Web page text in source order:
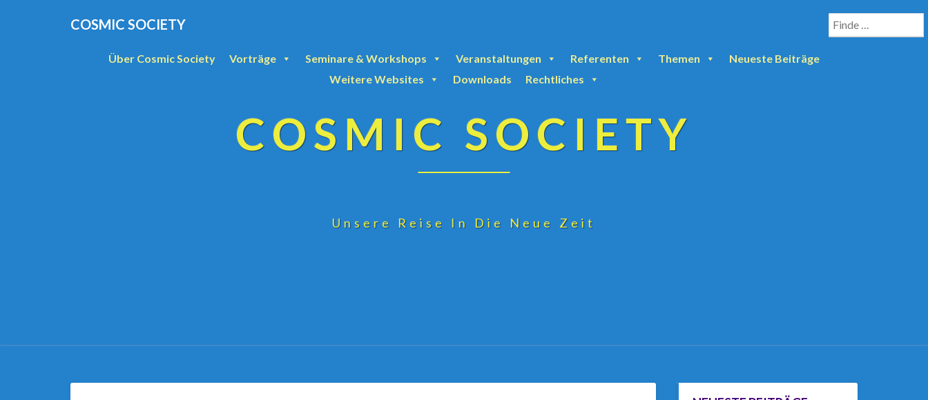
COSMIC SOCIETY
Über Cosmic Society Vorträge Seminare & Workshops Veranstaltungen Referenten Themen
Neueste Beiträge
Weitere Websites
Downloads Rechtliches
COSMIC SOCIETY
Unsere Reise In Die Neue Zeit